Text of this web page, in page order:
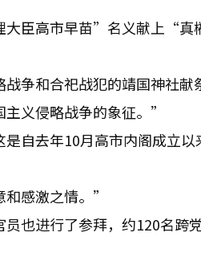
大臣高市早苗”名义献上“
争和合祀战犯的靖国神社献
义侵略战争的象征。”
自去年10月高市内阁成立
感激之情。”
也进行了参拜，约120名跨